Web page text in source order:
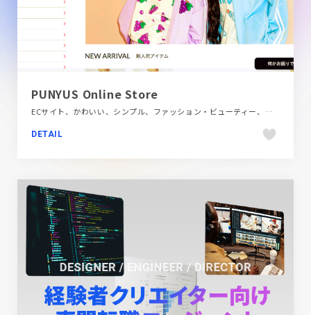
PUNYUS Online Store
ECサイト、かわいい、シンプル、ファッション・ビューティー、ホワイト系、ポップ
DETAIL